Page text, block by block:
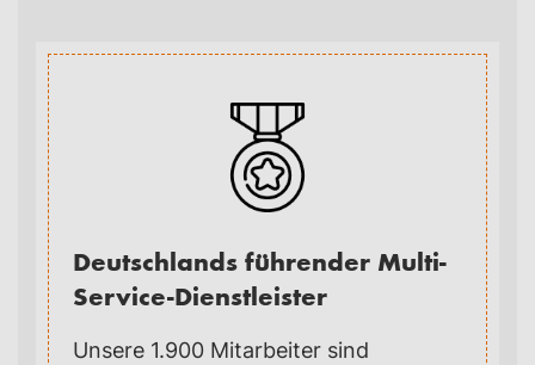
Deutschlands führender Multi-
Service-Dienstleister
Unsere 1.900 Mitarbeiter sind